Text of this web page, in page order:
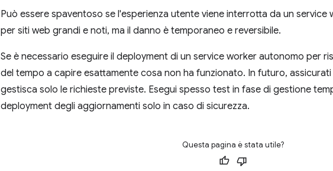
Può essere spaventoso se l'esperienza utente viene interrotta da un
per siti web grandi e noti, ma il danno è temporaneo e reversibile.
Se è necessario eseguire il deployment di un service worker autonomo per
del tempo a capire esattamente cosa non ha funzionato. In futuro,
gestisca solo le richieste previste. Esegui spesso test in fase di gestione
deployment degli aggiornamenti solo in caso di sicurezza.
Questa pagina è stata utile?